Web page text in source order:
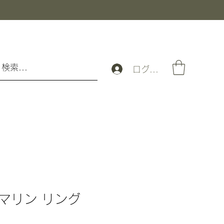
ログイン
リン リング